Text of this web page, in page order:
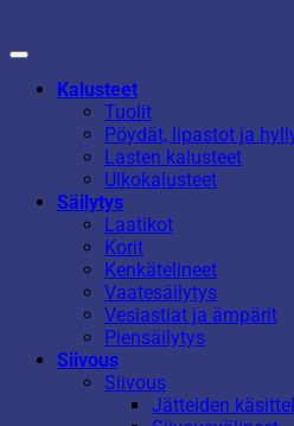
Kalusteet
Tuolit
Pöydät, lipastot ja
Lasten kalusteet
Ulkokalusteet
Säilytys
Laatikot
Korit
Kenkätelineet
Vaatesäilytys
Vesiastiat ja ämpärit
Piensäilytys
Siivous
Siivous
Jätteiden